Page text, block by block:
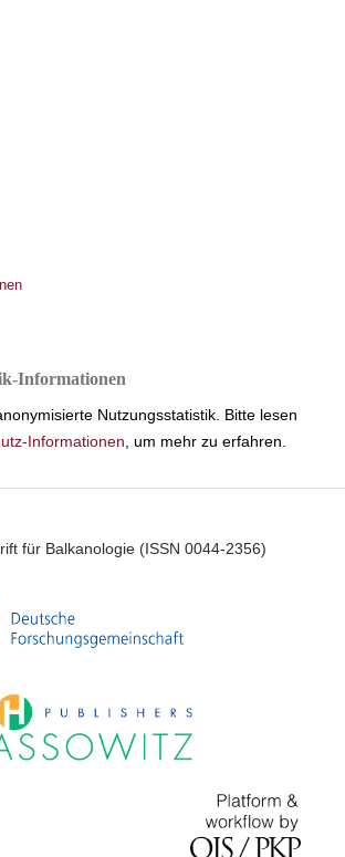
Informationen
Nutzungsstatistik. Bitte lesen
Informationen, um mehr zu erfahren.
für Balkanologie (ISSN 0044-2356)